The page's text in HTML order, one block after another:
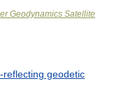
Geodynamics Satellite
reflecting geodetic